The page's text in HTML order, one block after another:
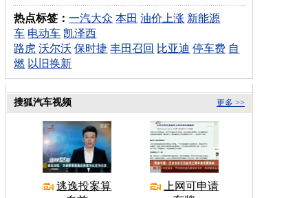
热点标签：一汽大众 本田 油价上涨 新能源
车 电动车 凯泽西
路虎 沃尔沃 保时捷 丰田召回 比亚迪 停车费 自
燃 以旧换新
更多 >>
搜狐汽车视频
逃逸投案算
上网可申请